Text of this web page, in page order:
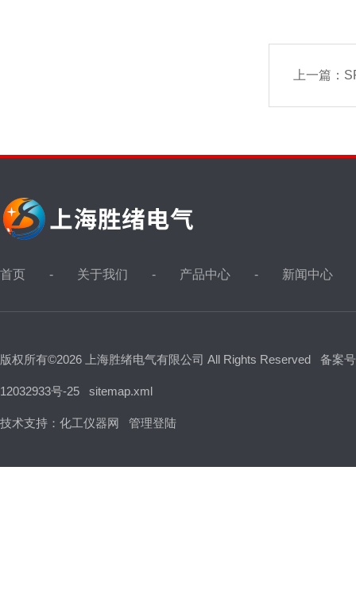
上一篇：
首页 关于我们 产品中心 新闻中心
版权所有©2026 上海胜绪电气有限公司 All Rights Reserved 备案
12032933号-25 sitemap.xml
技术支持： 化工仪器网 管理登陆